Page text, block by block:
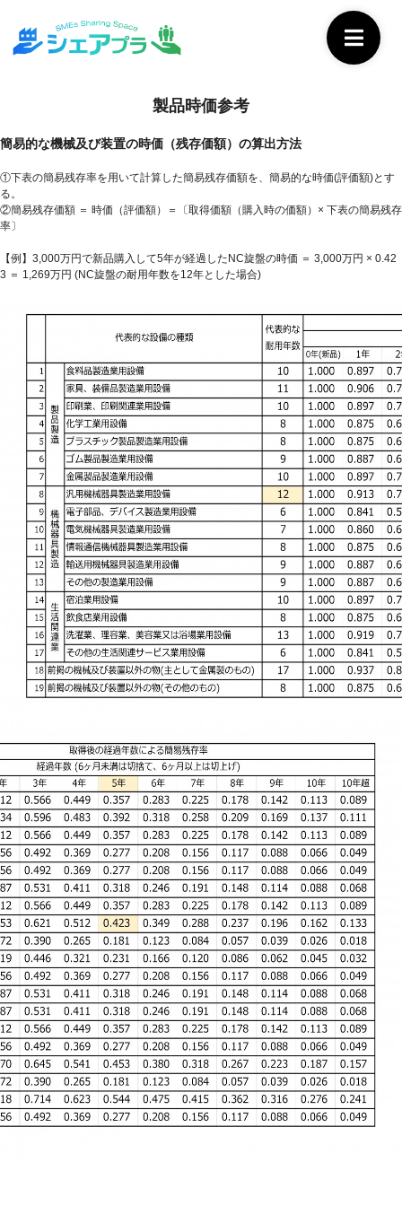
製品時価参考
簡易的な機械及び装置の時価（残存価額）の算出方法
①下表の簡易残存率を用いて計算した簡易残存価額を、簡易的な時価(評価額)とす
る。
②簡易残存価額 ＝ 時価（評価額）＝〔取得価額（購入時の価額）× 下表の簡易残存
率〕
【例】3,000万円で新品購入して5年が経過したNC旋盤の時価 ＝ 3,000万円 × 0.42
3 ＝ 1,269万円 (NC旋盤の耐用年数を12年とした場合)